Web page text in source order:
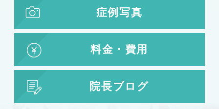
小鼻縮小 鼻中隔延長
鷲鼻整形
口の整形
ガミースマイル
唇の整形 人中短縮
症例写真
料金・費用
院長ブログ